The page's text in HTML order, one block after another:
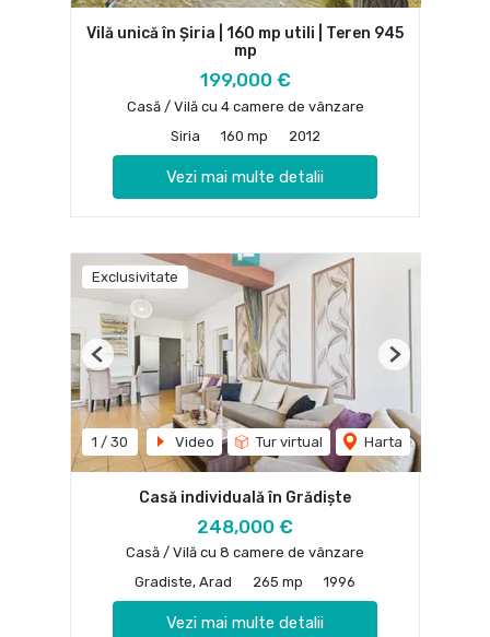
Vilă unică în Șiria | 160 mp utili | Teren 945
mp
199,000 €
Casă / Vilă cu 4 camere de vânzare
Siria
160 mp 2012
Vezi mai multe detalii
Exclusivitate
1 / 30 Video Tur virtual Harta
Previous Next
Casă individuală în Grădiște
248,000 €
Casă / Vilă cu 8 camere de vânzare
Gradiste, Arad
265 mp 1996
Vezi mai multe detalii